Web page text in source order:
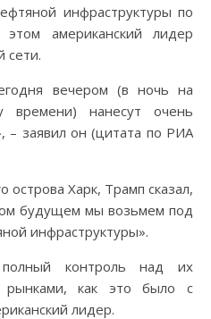
инфраструктуры по
американский лидер
сети.
вечером (в ночь на
времени) нанесут очень
заявил он (цитата по РИА
острова Харк, Трамп сказал,
будущем мы возьмем под
инфраструктуры».
контроль над их
как это было с
лидер.